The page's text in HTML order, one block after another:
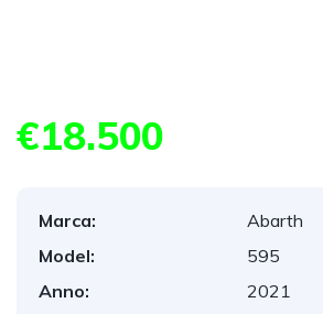
€18.500
Marca:
Abarth
Model:
595
Anno:
2021